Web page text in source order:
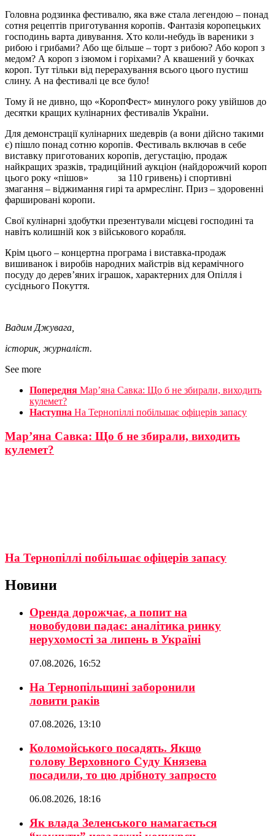
Головна родзинка фестивалю, яка вже стала легендою – понад
сотня рецептів приготування коропів. Фантазія коропецьких
господинь варта дивування. Хто коли-небудь їв вареники з
рибою і грибами? Або ще більше – торт з рибою? Або короп з
медом? А короп з ізюмом і горіхами? А квашений у бочках
короп. Тут тільки від перерахування всього цього пустиш
слину. А на фестивалі це все було!
Тому й не дивно, що «КоропФест» минулого року увійшов до
десятки кращих кулінарних фестивалів України.
Для демонстрації кулінарних шедеврів (а вони дійсно такими
є) пішло понад сотню коропів. Фестиваль включав в себе
виставку приготованих коропів, дегустацію, продаж
найкращих зразків, традиційний аукціон (найдорожчий короп
цього року «пішов» за 110 гривень) і спортивні
змагання – віджимання гирі та армреслінг. Приз – здоровенні
фаршировані коропи.
Свої кулінарні здобутки презентували місцеві господині та
навіть колишній кок з військового корабля.
Крім цього – концертна програма і виставка-продаж
вишиванок і виробів народних майстрів від керамічного
посуду до дерев’яних іграшок, характерних для Опілля і
сусіднього Покуття.
Вадим Джувага,
історик, журналіст.
See more
Попередня Мар’яна Савка: Що б не збирали, виходить
кулемет?
Наступна На Тернопіллі побільшає офіцерів запасу
Мар’яна Савка: Що б не збирали, виходить
кулемет?
На Тернопіллі побільшає офіцерів запасу
Новини
Оренда дорожчає, а попит на
новобудови падає: аналітика ринку
нерухомості за липень в Україні
07.08.2026, 16:52
На Тернопільщині заборонили
ловити раків
07.08.2026, 13:10
Коломойського посадять. Якщо
голову Верховного Суду Князева
посадили, то цю дрібноту запросто
06.08.2026, 18:16
Як влада Зеленського намагається